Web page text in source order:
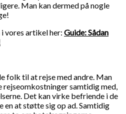
Man kan dermed på nogle
vores artikel her: Guide: Sådan
folk til at rejse med andre. Man
rejseomkostninger samtidig med,
Det kan virke befriende i de
en at støtte sig op ad. Samtidig